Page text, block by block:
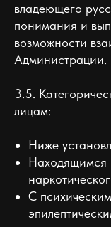
владеющего
понимания и
возможности
Администрации.
3.5.
лицам:
Ниже
Находящимся
С